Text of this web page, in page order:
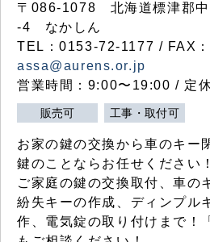
〒086-1078 北海道標津郡中
-4 なかしん
TEL：0153-72-1177 / FAX
assa@aurens.or.jp
営業時間：9:00〜19:00 / 定
販売可 工事・取付可
お家の鍵の交換から車のキー
鍵のことならお任せください！
ご家庭の鍵の交換取付、車の
紛失キーの作成、ディンプル
作、電気錠の取り付けまで！